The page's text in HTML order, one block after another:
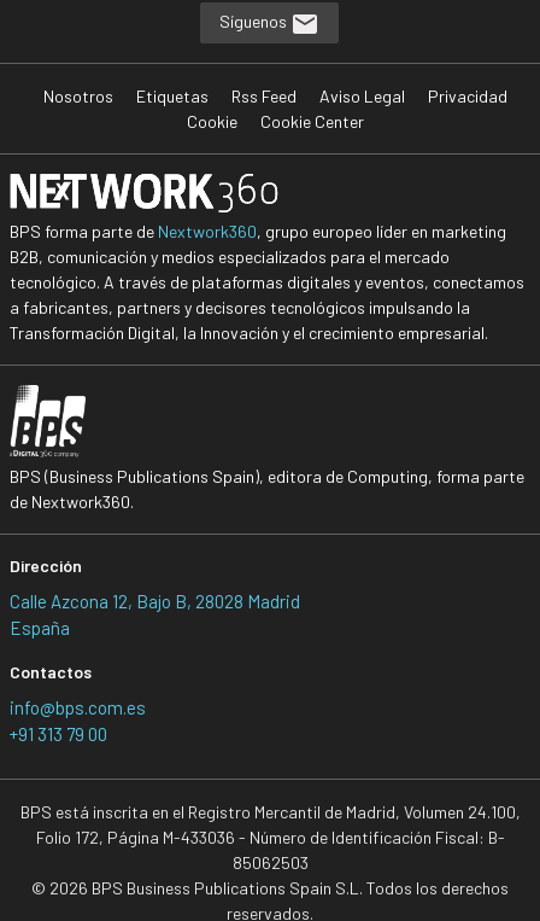
Síguenos
Nosotros Etiquetas Rss Feed Aviso Legal
Privacidad
Cookie
Cookie Center
BPS forma parte de Nextwork360, grupo europeo líder en marketing
B2B, comunicación y medios especializados para el mercado
tecnológico. A través de plataformas digitales y eventos, conectamos
a fabricantes, partners y decisores tecnológicos impulsando la
Transformación Digital, la Innovación y el crecimiento empresarial.
BPS (Business Publications Spain), editora de Computing, forma parte
de Nextwork360.
Dirección
Calle Azcona 12, Bajo B, 28028 Madrid
España
Contactos
info@bps.com.es
+91 313 79 00
BPS está inscrita en el Registro Mercantil de Madrid, Volumen 24.100,
Folio 172, Página M-433036 - Número de Identificación Fiscal: B-
85062503
© 2026 BPS Business Publications Spain S.L. Todos los derechos
reservados.